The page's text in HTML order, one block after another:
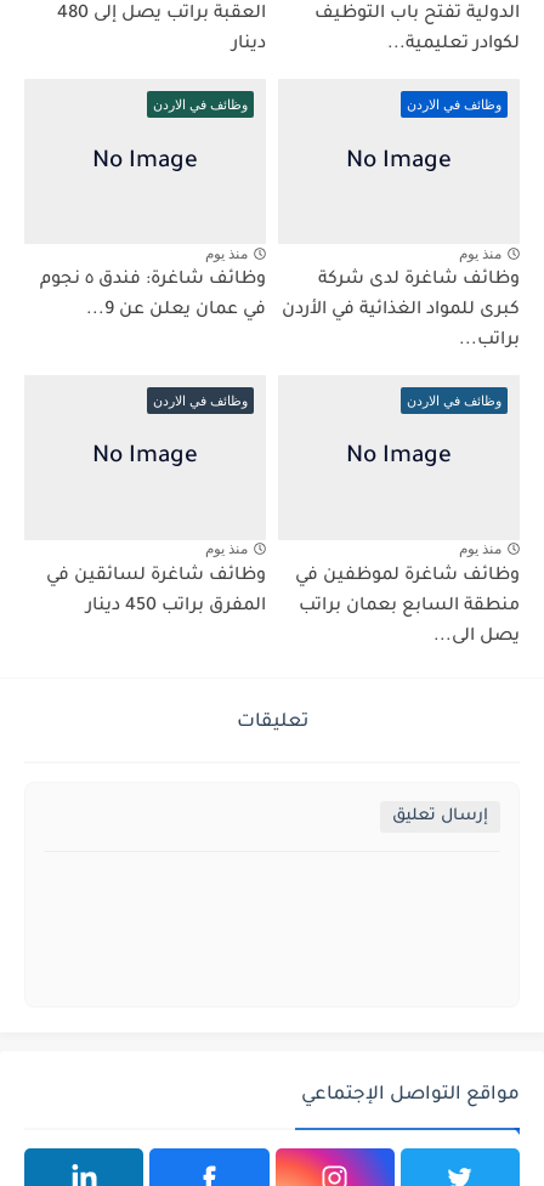
الدولية تفتح باب التوظيف
لكوادر تعليمية...
العقبة براتب يصل إلى 480
دينار
وظائف في الاردن
منذ يوم
وظائف شاغرة لدى شركة
كبرى للمواد الغذائية في الأردن
براتب...
وظائف في الاردن
منذ يوم
وظائف شاغرة: فندق ٥ نجوم
في عمان يعلن عن 9...
وظائف في الاردن
منذ يوم
وظائف شاغرة لموظفين في
منطقة السابع بعمان براتب
يصل الى...
وظائف في الاردن
منذ يوم
وظائف شاغرة لسائقين في
المفرق براتب 450 دينار
تعليقات
إرسال تعليق
مواقع التواصل الإجتماعي